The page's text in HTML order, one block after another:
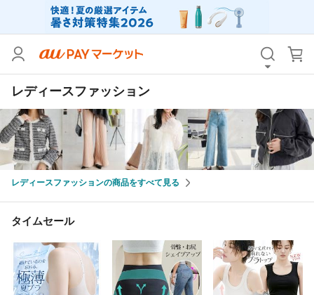
レディースファッション
レディースファッションの商品をすべて見る
タイムセール
カテゴリ すべて
価格
支払い方法 すべて
その他の条件
送料無料 タイムセール
Pontaパス特典対象すべて
サンキュー配送対象 レビューキャンペーン
キーワード